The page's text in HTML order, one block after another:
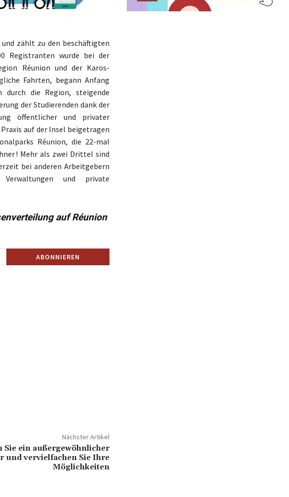
zählt zu den beschäftigten
Registranten wurde bei der
Réunion und der Karos-
Fahrten, begann Anfang
durch die Region, steigende
der Studierenden dank der
öffentlicher und privater
auf der Insel beigetragen
Réunion, die 22-mal
! Mehr als zwei Drittel sind
bei anderen Arbeitgebern
Verwaltungen und private
auf Réunion
Nächster Artikel
Sie ein außergewöhnlicher
und vervielfachen Sie Ihre
Möglichkeiten